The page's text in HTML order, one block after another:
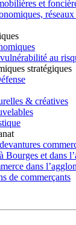
et
au
stratégiques
& créatives
Bourges et dans
dans
de commerçants